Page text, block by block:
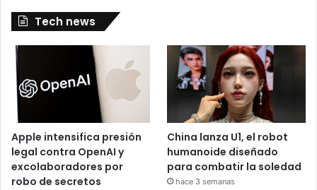
Tech news
Apple intensifica presión
legal contra OpenAI y
excolaboradores por
robo de secretos
China lanza U1, el robot
humanoide diseñado
para combatir la soledad
hace 3 semanas